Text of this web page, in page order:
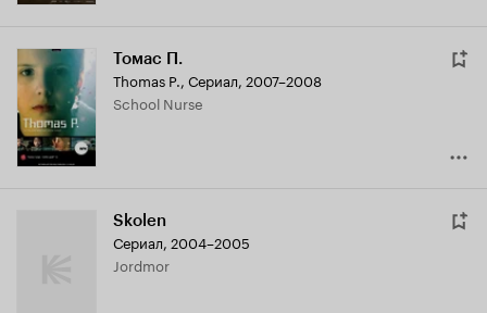
Томас П.
Thomas P., Сериал, 2007–2008
School Nurse
Skolen
Сериал, 2004–2005
Jordmor